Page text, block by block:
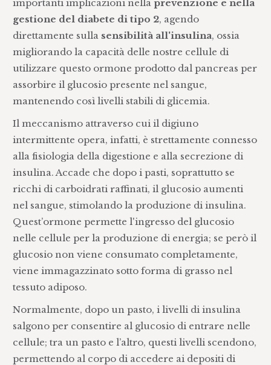
importanti implicazioni nellaprevenzione e nella
gestione del diabete di tipo 2, agendo
direttamente sulla sensibilità all'insulina, ossia
migliorando la capacità delle nostre cellule di
utilizzare questo ormone prodotto dal pancreas per
assorbire il glucosio presente nel sangue,
mantenendo così livelli stabili di glicemia.
Il meccanismo attraverso cui il digiuno
intermittente opera, infatti, è strettamente connesso
alla fisiologia della digestione e alla secrezione di
insulina. Accade che dopo i pasti, soprattutto se
ricchi di carboidrati raffinati, il glucosio aumenti
nel sangue, stimolando la produzione di insulina.
Quest’ormone permette l'ingresso del glucosio
nelle cellule per la produzione di energia; se però il
glucosio non viene consumato completamente,
viene immagazzinato sotto forma di grasso nel
tessuto adiposo.
Normalmente, dopo un pasto, i livelli di insulina
salgono per consentire al glucosio di entrare nelle
cellule; tra un pasto e l’altro, questi livelli scendono,
permettendo al corpo di accedere ai depositi di